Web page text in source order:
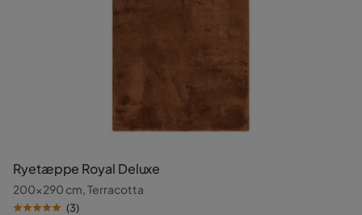
Ryetæppe Royal Deluxe
200x290 cm, Terracotta
(3)